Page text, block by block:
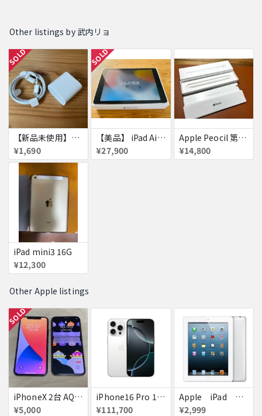
Other listings by 武内リョ
SOLD
【新品未使用】Apple 急速充電器 セットipad 純正
¥1,690
SOLD
【美品】 iPad Air 2 本体 SIMフリー Apple セルラー
¥27,900
Apple Peocil 第2世代 アップルペンシル MU8F2J/A iPad
¥14,800
iPad mini3 16G
¥12,300
Other Apple listings
SOLD
iPhoneX 2台 AQUOSsense5g ジャンク品
¥5,000
iPhone16 Pro 128GB ホワイトチタニウム docomo 送料無料
¥111,700
Apple iPad ミニ
¥2,999